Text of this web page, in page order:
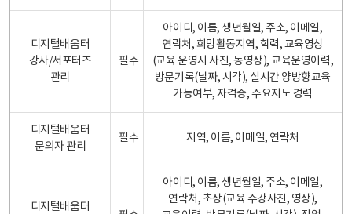
디지털배움터
강사/서포터즈
관리
필수
아이디, 이름, 생년월일, 주소, 이메일,
연락처, 희망활동지역, 학력, 교육영상
(교육 운영시 사진, 동영상), 교육운영이력,
방문기록(날짜, 시각), 실시간 양방향교육
가능여부, 자격증, 주요지도 경력
디지털배움터
문의자 관리
필수 지역, 이름, 이메일, 연락처
디지털배움터
아이디, 이름, 생년월일, 주소, 이메일,
연락처, 초상(교육 수강사진, 영상),